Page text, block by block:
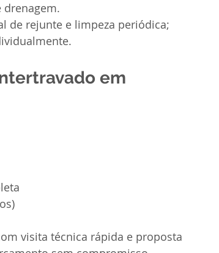
drenagem.
de rejunte e limpeza periódica;
em
visita técnica rápida e proposta